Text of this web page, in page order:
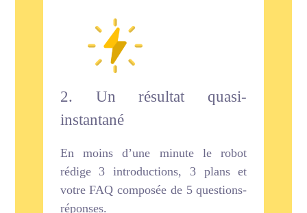
2. Un résultat quasi-
instantané
En moins d’une minute le robot
rédige 3 introductions, 3 plans et
votre FAQ composée de 5 questions-
réponses.